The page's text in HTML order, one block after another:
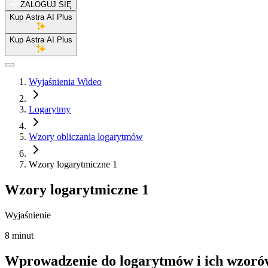
ZALOGUJ SIĘ
Kup Astra AI Plus
Kup Astra AI Plus
Wyjaśnienia Wideo
Logarytmy
Wzory obliczania logarytmów
Wzory logarytmiczne 1
Wzory logarytmiczne 1
Wyjaśnienie
8 minut
Wprowadzenie do logarytmów i ich